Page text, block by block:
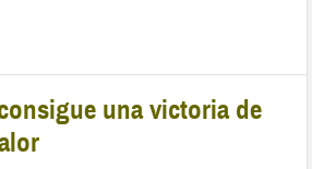
una victoria de